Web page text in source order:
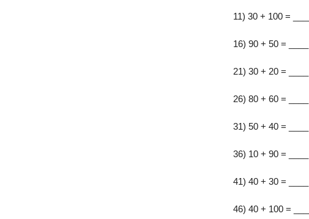
11) 30 + 100 = ____
16) 90 + 50 = ____
21) 30 + 20 = ____
26) 80 + 60 = ____
31) 50 + 40 = ____
36) 10 + 90 = ____
41) 40 + 30 = ____
46) 40 + 100 = ____